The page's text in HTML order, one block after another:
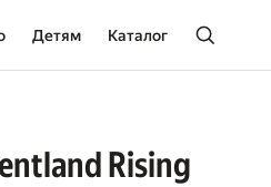
Детям Каталог
Rising